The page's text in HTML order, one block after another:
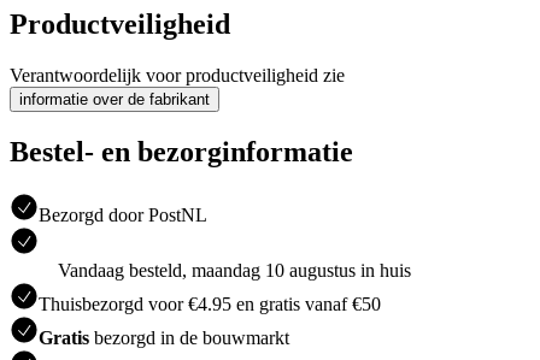
Productveiligheid
Verantwoordelijk voor productveiligheid zie
informatie over de fabrikant
Bestel- en bezorginformatie
Bezorgd door PostNL
Vandaag besteld, maandag 10 augustus in huis
Thuisbezorgd voor €4.95 en gratis vanaf €50
Gratis bezorgd in de bouwmarkt